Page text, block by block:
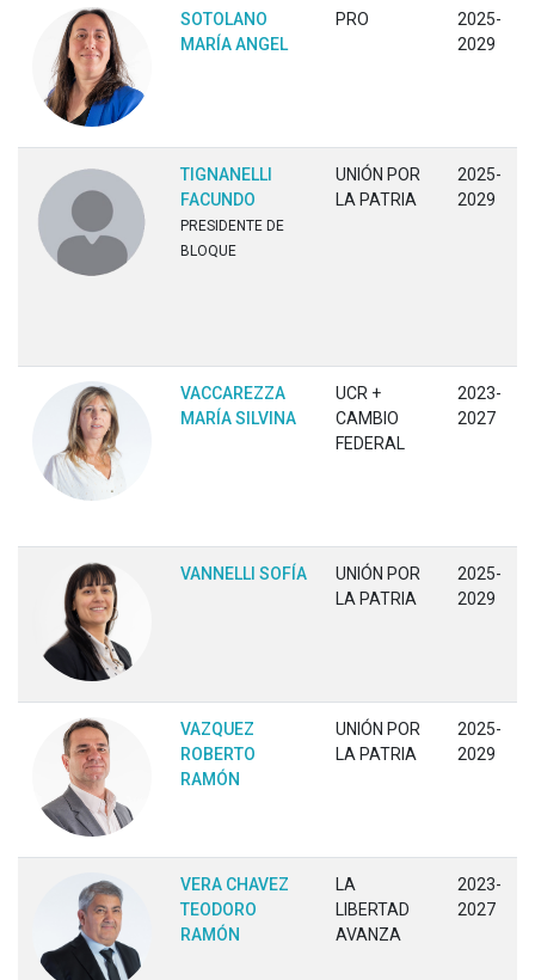
SOTOLANO
MARÍA ANGEL
PRO
2025-
2029
TIGNANELLI
FACUNDO
PRESIDENTE DE
BLOQUE
UNIÓN POR
LA PATRIA
2025-
2029
VACCAREZZA
MARÍA SILVINA
UCR +
CAMBIO
FEDERAL
2023-
2027
VANNELLI SOFÍA
UNIÓN POR
LA PATRIA
2025-
2029
VAZQUEZ
ROBERTO
RAMÓN
UNIÓN POR
LA PATRIA
2025-
2029
VERA CHAVEZ
TEODORO
RAMÓN
LA
LIBERTAD
AVANZA
2023-
2027